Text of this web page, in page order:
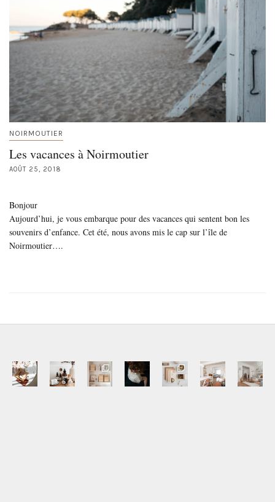
NOIRMOUTIER
Les vacances à Noirmoutier
AOÛT 25, 2018
Bonjour
Aujourd’hui, je vous embarque pour des vacances qui sentent bon les
souvenirs d’enfance. Cet été, nous avons mis le cap sur l’île de
Noirmoutier….